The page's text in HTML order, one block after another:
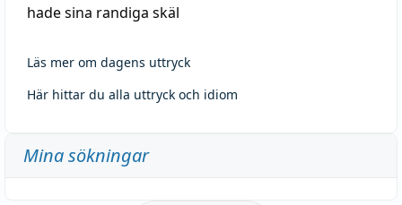
hade sina randiga skäl
Läs mer om dagens uttryck
Här hittar du alla uttryck och idiom
Mina sökningar